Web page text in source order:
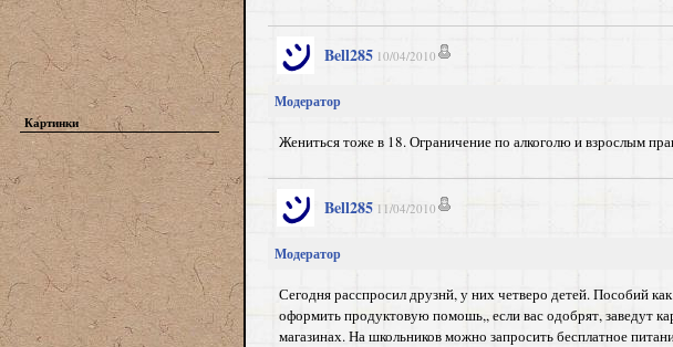
Картинки
Bell285 10/04/2010
Модератор
Жениться тоже в 18. Ограничение по алкоголю и взрослым
Bell285 11/04/2010
Модератор
Сегодня расспросил друзнй, у них четверо детей. Пособий
оформить продуктовую помошь,, если вас одобрят, заведут
магазинах. На школьников можно запросить бесплатное